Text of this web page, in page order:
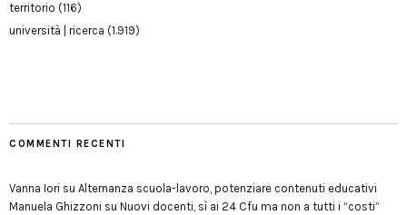
territorio (116)
università | ricerca (1.919)
COMMENTI RECENTI
Vanna Iori su Alternanza scuola-lavoro, potenziare contenuti educativi
Manuela Ghizzoni su Nuovi docenti, sì ai 24 Cfu ma non a tutti i “costi”